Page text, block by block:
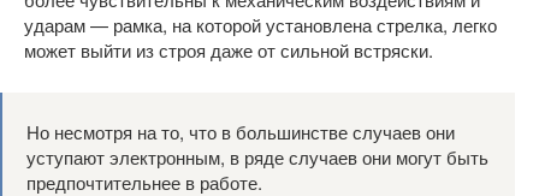
ударам — рамка, на которой установлена стрелка, легко
может выйти из строя даже от сильной встряски.
Но несмотря на то, что в большинстве случаев они
уступают электронным, в ряде случаев они могут быть
предпочтительнее в работе.